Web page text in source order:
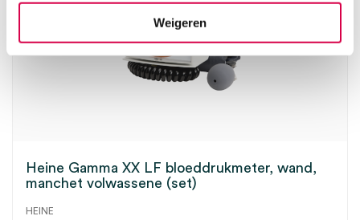
Weigeren
Heine Gamma XX LF bloeddrukmeter, wand,
manchet volwassene (set)
HEINE